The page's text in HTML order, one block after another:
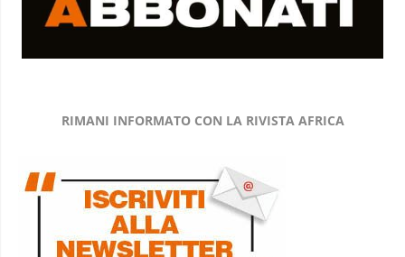
RIMANI INFORMATO CON LA RIVISTA AFRICA